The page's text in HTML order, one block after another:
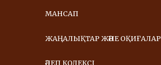
МАНСАП
ЖАҢАЛЫҚТАР ЖӘНЕ ОҚИҒАЛАР
ӘДЕП КОДЕКСІ